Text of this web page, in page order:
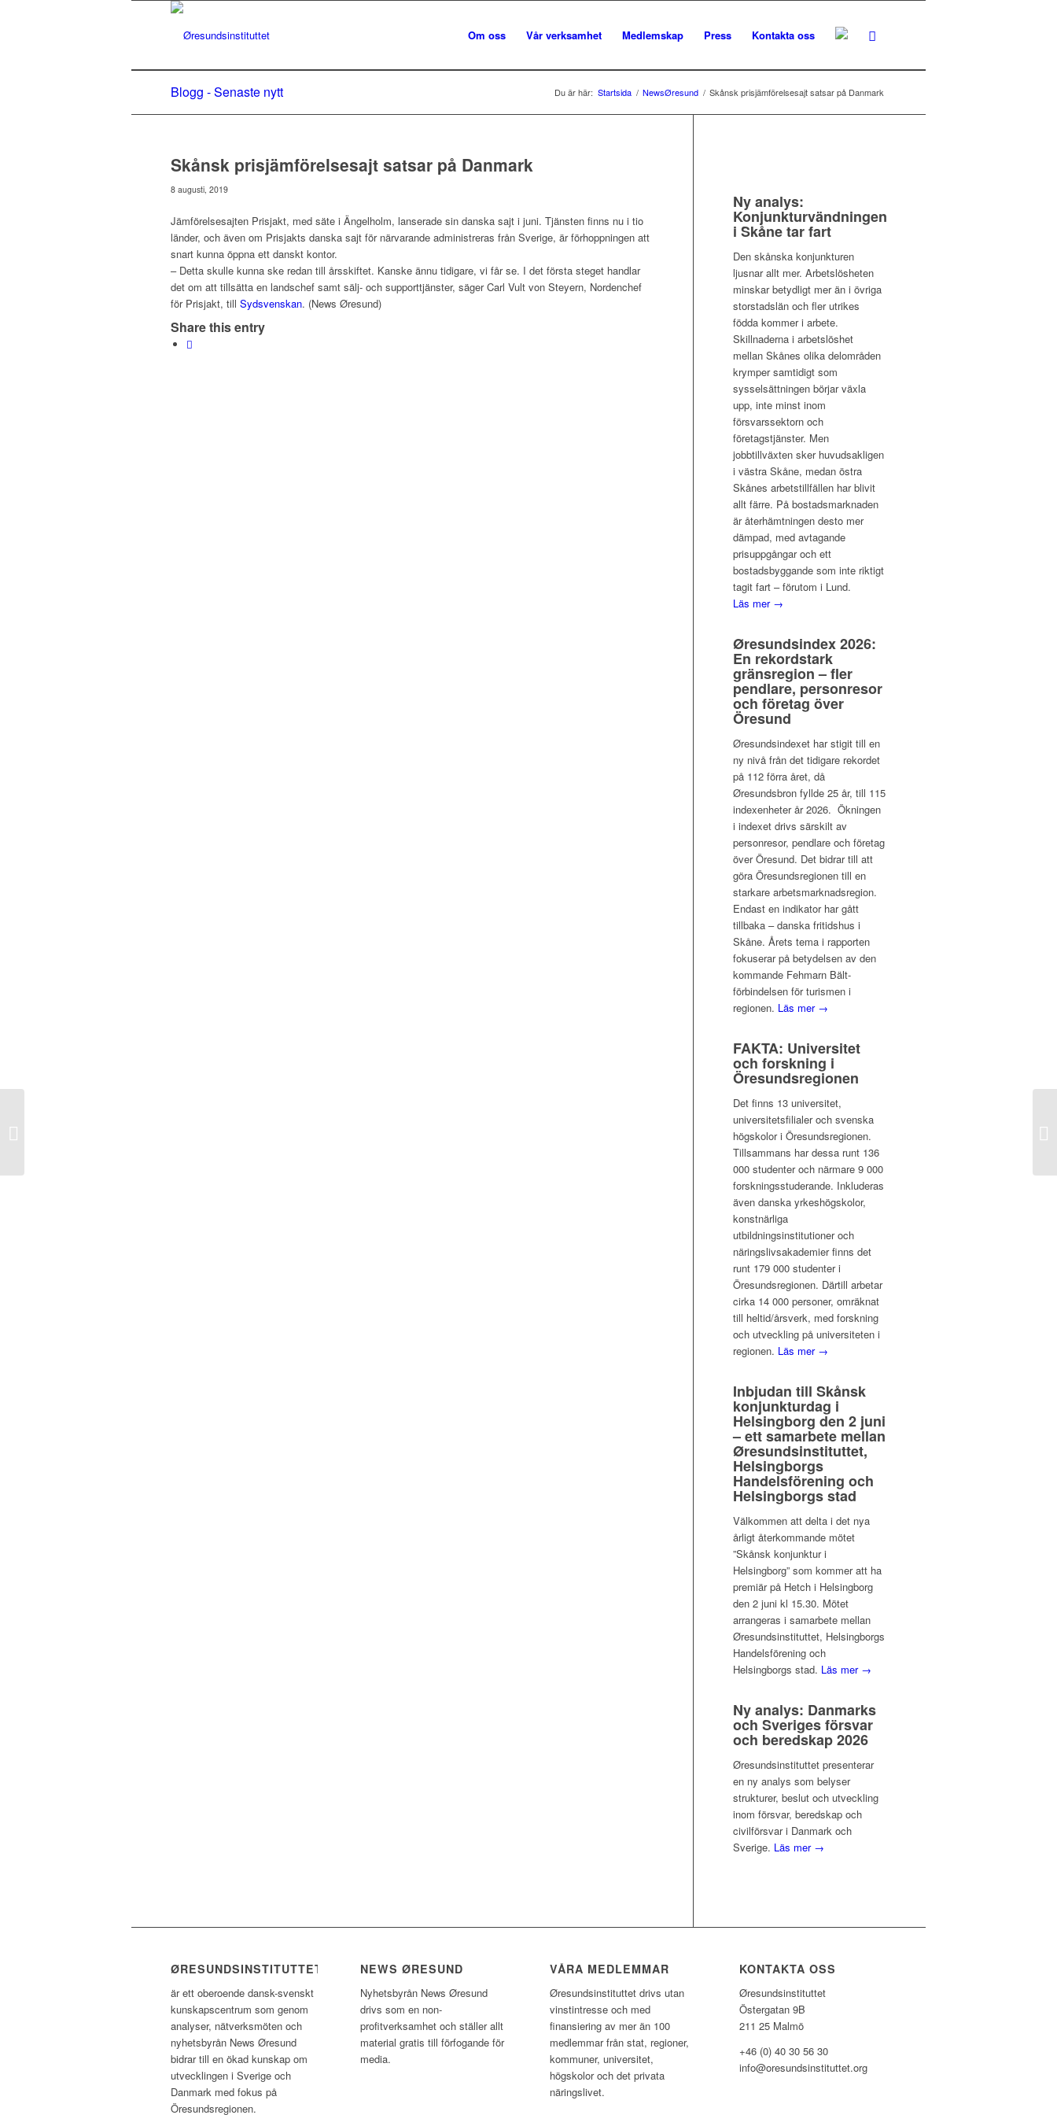
Om oss Vår verksamhet Medlemskap Press Kontakta oss
Blogg - Senaste nytt Du är här: Startsida / NewsØresund / Skånsk prisjämförelsesajt satsar på Danmark
Skånsk prisjämförelsesajt satsar på Danmark
8 augusti, 2019
Jämförelsesajten Prisjakt, med säte i Ängelholm, lanserade sin danska sajt i juni. Tjänsten finns nu i tio
länder, och även om Prisjakts danska sajt för närvarande administreras från Sverige, är förhoppningen att
snart kunna öppna ett danskt kontor.
– Detta skulle kunna ske redan till årsskiftet. Kanske ännu tidigare, vi får se. I det första steget handlar
det om att tillsätta en landschef samt sälj- och supporttjänster, säger Carl Vult von Steyern, Nordenchef
för Prisjakt, till Sydsvenskan. (News Øresund)
Share this entry
Ny analys:
Konjunkturvändningen
i Skåne tar fart
Den skånska konjunkturen
ljusnar allt mer. Arbetslösheten
minskar betydligt mer än i övriga
storstadslän och fler utrikes
födda kommer i arbete.
Skillnaderna i arbetslöshet
mellan Skånes olika delområden
krymper samtidigt som
sysselsättningen börjar växla
upp, inte minst inom
försvarssektorn och
företagstjänster. Men
jobbtillväxten sker huvudsakligen
i västra Skåne, medan östra
Skånes arbetstillfällen har blivit
allt färre. På bostadsmarknaden
är återhämtningen desto mer
dämpad, med avtagande
prisuppgångar och ett
bostadsbyggande som inte riktigt
tagit fart – förutom i Lund.
Läs mer →
Øresundsindex 2026:
En rekordstark
gränsregion – fler
pendlare, personresor
och företag över
Öresund
Øresundsindexet har stigit till en
ny nivå från det tidigare rekordet
på 112 förra året, då
Øresundsbron fyllde 25 år, till 115
indexenheter år 2026. Ökningen
i indexet drivs särskilt av
personresor, pendlare och företag
över Öresund. Det bidrar till att
göra Öresundsregionen till en
starkare arbetsmarknadsregion.
Endast en indikator har gått
tillbaka – danska fritidshus i
Skåne. Årets tema i rapporten
fokuserar på betydelsen av den
kommande Fehmarn Bält-
förbindelsen för turismen i
regionen. Läs mer →
FAKTA: Universitet
och forskning i
Öresundsregionen
Det finns 13 universitet,
universitetsfilialer och svenska
högskolor i Öresundsregionen.
Tillsammans har dessa runt 136
000 studenter och närmare 9 000
forskningsstuderande. Inkluderas
även danska yrkeshögskolor,
konstnärliga
utbildningsinstitutioner och
näringslivsakademier finns det
runt 179 000 studenter i
Öresundsregionen. Därtill arbetar
cirka 14 000 personer, omräknat
till heltid/årsverk, med forskning
och utveckling på universiteten i
regionen. Läs mer →
Inbjudan till Skånsk
konjunkturdag i
Helsingborg den 2 juni
– ett samarbete mellan
Øresundsinstituttet,
Helsingborgs
Handelsförening och
Helsingborgs stad
Välkommen att delta i det nya
årligt återkommande mötet
”Skånsk konjunktur i
Helsingborg” som kommer att ha
premiär på Hetch i Helsingborg
den 2 juni kl 15.30. Mötet
arrangeras i samarbete mellan
Øresundsinstituttet, Helsingborgs
Handelsförening och
Helsingborgs stad. Läs mer →
Ny analys: Danmarks
och Sveriges försvar
och beredskap 2026
Øresundsinstituttet presenterar
en ny analys som belyser
strukturer, beslut och utveckling
inom försvar, beredskap och
civilförsvar i Danmark och
Sverige. Läs mer →
ØRESUNDSINSTITUTTET
är ett oberoende dansk-svenskt
kunskapscentrum som genom
analyser, nätverksmöten och
nyhetsbyrån News Øresund
bidrar till en ökad kunskap om
utvecklingen i Sverige och
Danmark med fokus på
Öresundsregionen.
NEWS ØRESUND
Nyhetsbyrån News Øresund
drivs som en non-
profitverksamhet och ställer allt
material gratis till förfogande för
media.
VÅRA MEDLEMMAR
Øresundsinstituttet drivs utan
vinst­intresse och med
finansiering av mer än 100
medlemmar från stat, regioner,
kommuner, universitet,
högskolor och det privata
näringslivet.
KONTAKTA OSS
Øresundsinstituttet
Östergatan 9B
211 25 Malmö
+46 (0) 40 30 56 30
info@oresundsinstituttet.org